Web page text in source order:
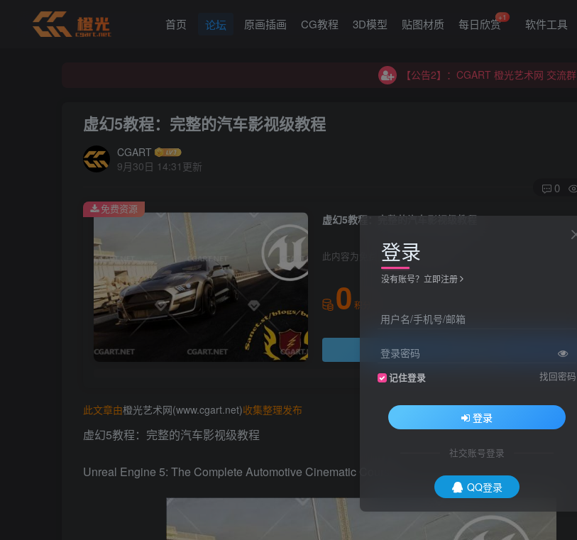
首页 论坛 原画插画 CG教程 3D模型 贴图材质 每日欣赏+1 软件工具
【公告2】：CGART 橙光艺术网 交流群
【公告2】：CGART 橙光艺术网 交流群
虚幻5教程：完整的汽车影视级教程
CGART
9月30日 14:31更新
0
虚幻5教程：完整的汽车影视级教程
此内容为免费资源，请登录后查看
0 积分
免费资源
此文章由橙光艺术网(www.cgart.net)收集整理发布
虚幻5教程：完整的汽车影视级教程
Unreal Engine 5: The Complete Automotive Cinematic Course
登录
没有账号？立即注册
用户名/手机号/邮箱
登录密码
记住登录 找回密码
登录
社交账号登录
QQ登录